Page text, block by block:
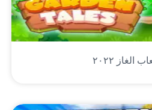
الغاز ٢٠٢٢